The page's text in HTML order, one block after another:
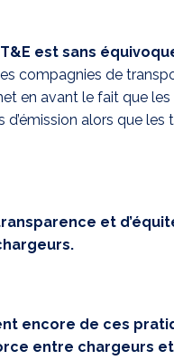
est sans
compagnies de
en avant le fait que
alors que
et
encore de ces
entre chargeurs